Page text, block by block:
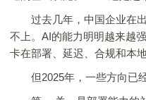
过去几年，中国企业在出
不上。AI的能力明明越来越
卡在部署、延迟、合规和本
但2025年，一些方向已经